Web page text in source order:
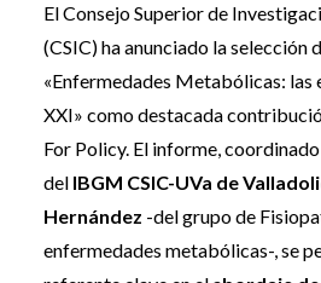
El Consejo Superior de
(CSIC) ha anunciado la selección
«Enfermedades Metabólicas: las
XXI» como destacada
For Policy. El informe,
del IBGM CSIC-UVa de
Hernández -del grupo de
enfermedades metabólicas-, se